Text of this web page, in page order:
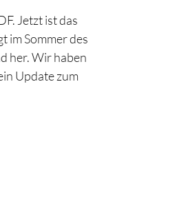
Jetzt ist das
im Sommer des
her. Wir haben
Update zum